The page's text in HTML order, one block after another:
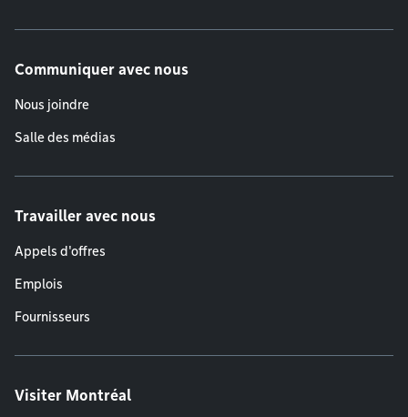
Communiquer avec nous
Nous joindre
Salle des médias
Travailler avec nous
Appels d'offres
Emplois
Fournisseurs
Visiter Montréal